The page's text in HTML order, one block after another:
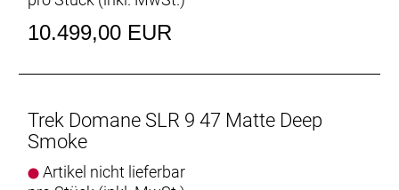
mm-Reifen kannst du von glattem Asphalt bis
leichtem Schotter alles unter die Räder nehmen.
Interne Aufbewahrung
Aufnahmepunkten am Oberrohr hast du auf deinen
Ganztagestouren stets genug Stauraum zur
10.499,00 EUR
Trek Domane SLR 9 47 Matte Deep
Smoke
Artikel nicht lieferbar